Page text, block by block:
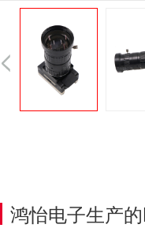
鸿怡电子生产